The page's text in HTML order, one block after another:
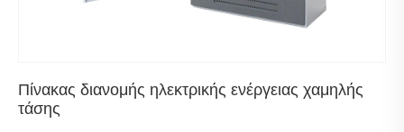
Πίνακας διανομής ηλεκτρικής ενέργειας χαμηλής
τάσης